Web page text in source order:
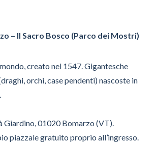
– Il Sacro Bosco (Parco dei Mostri)
creato nel 1547. Gigantesche
orchi, case pendenti) nascoste in
Giardino, 01020 Bomarzo (VT).
piazzale gratuito proprio all’ingresso.